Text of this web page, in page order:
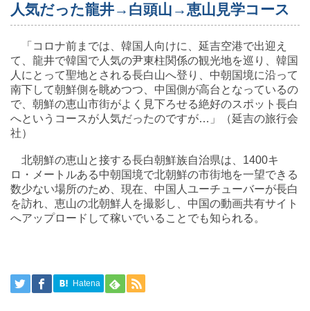
人気だった龍井→白頭山→恵山見学コース
「コロナ前までは、韓国人向けに、延吉空港で出迎え
て、龍井で韓国で人気の尹東柱関係の観光地を巡り、韓国
人にとって聖地とされる長白山へ登り、中朝国境に沿って
南下して朝鮮側を眺めつつ、中国側が高台となっているの
で、朝鮮の恵山市街がよく見下ろせる絶好のスポット長白
へというコースが人気だったのですが…」（延吉の旅行会
社）
北朝鮮の恵山と接する長白朝鮮族自治県は、1400キ
ロ・メートルある中朝国境で北朝鮮の市街地を一望できる
数少ない場所のため、現在、中国人ユーチューバーが長白
を訪れ、恵山の北朝鮮人を撮影し、中国の動画共有サイト
へアップロードして稼いでいることでも知られる。
Hatena